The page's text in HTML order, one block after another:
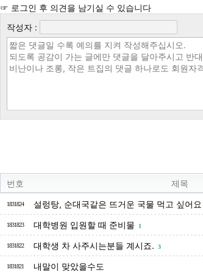
☞ 로그인 후 의견을 남기실 수 있습니다
작성자 :
번호 제목
1831824 설렁탕, 순대국같은 뜨거운 국물 먹고 싶어요
1831823 대학병원 입원할 때 준비물 1
1831822 대학생 차 사주시는분들 계시죠. 3
1831821 내말이 맞았을수도